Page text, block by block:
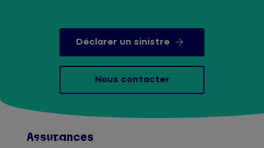
Déclarer un sinistre
Nous contacter
Assurances
Afficher